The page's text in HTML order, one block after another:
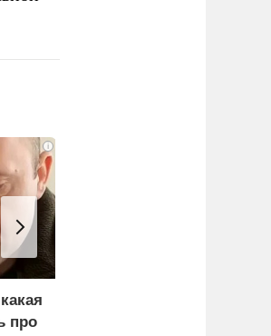
i
про